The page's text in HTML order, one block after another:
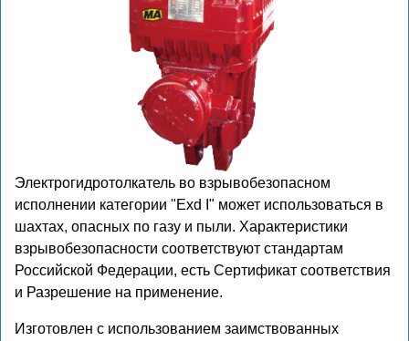
Электрогидротолкатель во взрывобезопасном
исполнении категории "Exd I" может использоваться в
шахтах, опасных по газу и пыли. Характеристики
взрывобезопасности соответствуют стандартам
Российской Федерации, есть Сертификат соответствия
и Разрешение на применение.
Изготовлен с использованием заимствованных